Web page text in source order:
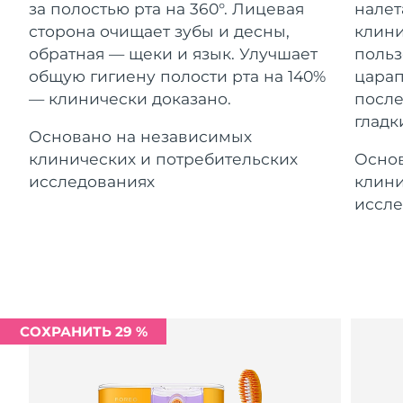
за полостью рта на 360°. Лицевая
сторона очищает зубы и десны,
обратная — щеки и язык. Улучшает
общую гигиену полости рта на 140%
— клинически доказано.
Основано на независимых
клинических и потребительских
исследованиях
СОХРАНИТЬ 29 %
For healthy hair
18% PAP
Косметика Для мужчин
Купить
Гибралтар
Ожидаемая дата доставки
8/14/26
Греция
Ожидаемая дата доставки
8/10/26
Гонконг (САР)
Ожидаемая дата доставки
Венгрия
8/10/26
Ирландия
Ожидаемая дата доставки